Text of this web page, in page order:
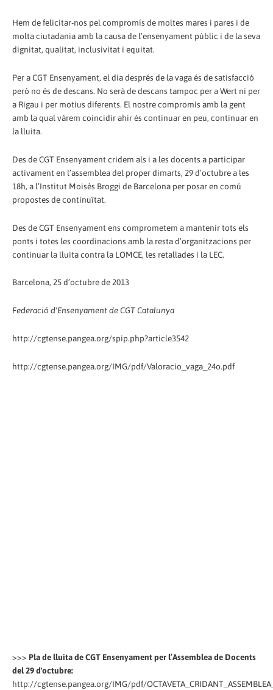
Hem de felicitar-nos pel compromís de moltes mares i pares i de
molta ciutadania amb la causa de l’ensenyament públic i de la seva
dignitat, qualitat, inclusivitat i equitat.
Per a CGT Ensenyament, el dia després de la vaga és de satisfacció
però no és de descans. No serà de descans tampoc per a Wert ni per
a Rigau i per motius diferents. El nostre compromís amb la gent
amb la qual vàrem coincidir ahir és continuar en peu, continuar en
la lluita.
Des de CGT Ensenyament cridem als i a les docents a participar
activament en l’assemblea del proper dimarts, 29 d’octubre a les
18h, a l’Institut Moisès Broggi de Barcelona per posar en comú
propostes de continuïtat.
Des de CGT Ensenyament ens comprometem a mantenir tots els
ponts i totes les coordinacions amb la resta d’organitzacions per
continuar la lluita contra la LOMCE, les retallades i la LEC.
Barcelona, 25 d’octubre de 2013
Federació d'Ensenyament de CGT Catalunya
http://cgtense.pangea.org/spip.php?article3542
http://cgtense.pangea.org/IMG/pdf/Valoracio_vaga_24o.pdf
>>> Pla de lluita de CGT Ensenyament per l’Assemblea de Docents
del 29 d'octubre:
http://cgtense.pangea.org/IMG/pdf/